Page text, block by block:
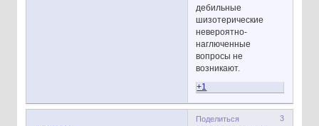
дебильные
шизотерические
невероятно-
наглюченные
вопросы не
возникают.
+1
Поделиться
3